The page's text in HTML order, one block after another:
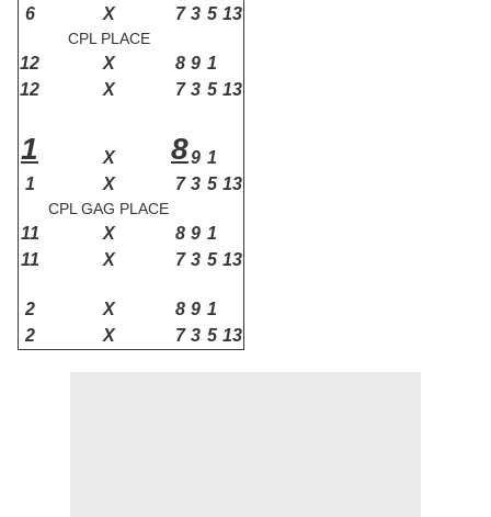
6 X 7 3 5 13
CPL PLACE
12 X 8 9 1
12
X 7 3 5 13
1 X 89 1
1
X 7 3 5 13
CPL GAG PLACE
11 X 8 9 1
11
X 7 3 5 13
2 X 8 9 1
2
X 7 3 5 13